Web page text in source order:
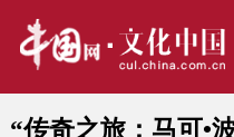
“传奇之旅：马可•